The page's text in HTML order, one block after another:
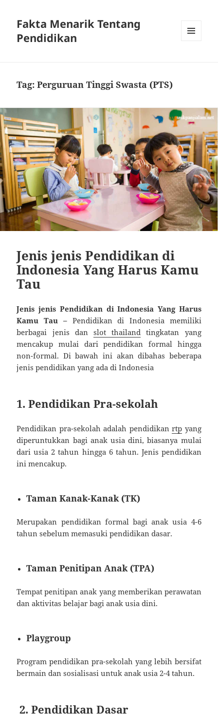
Fakta Menarik Tentang
Pendidikan
Tag:Perguruan Tinggi Swasta (PTS)
Jenis jenis Pendidikan di
Indonesia Yang Harus Kamu
Tau
Jenis jenis Pendidikan di Indonesia Yang Harus
Kamu Tau –Pendidikan di Indonesia memiliki
berbagai jenis dan slot thailand tingkatan yang
mencakup mulai dari pendidikan formal hingga
non-formal. Di bawah ini akan dibahas beberapa
jenis pendidikan yang ada di Indonesia
1. Pendidikan Pra-sekolah
Pendidikan pra-sekolah adalah pendidikanrtp yang
diperuntukkan bagi anak usia dini, biasanya mulai
dari usia 2 tahun hingga 6 tahun. Jenis pendidikan
ini mencakup.
Taman Kanak-Kanak (TK)
Merupakan pendidikan formal bagi anak usia 4-6
tahun sebelum memasuki pendidikan dasar.
Taman Penitipan Anak (TPA)
Tempat penitipan anak yang memberikan perawatan
dan aktivitas belajar bagi anak usia dini.
Playgroup
Program pendidikan pra-sekolah yang lebih bersifat
bermain dan sosialisasi untuk anak usia 2-4 tahun.
2. Pendidikan Dasar